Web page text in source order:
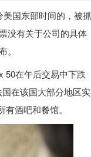
国东部时间的，被抓
没有关于公司的具体
50在午后交易中下跌
在该国大部分地区实
酒吧和餐馆。